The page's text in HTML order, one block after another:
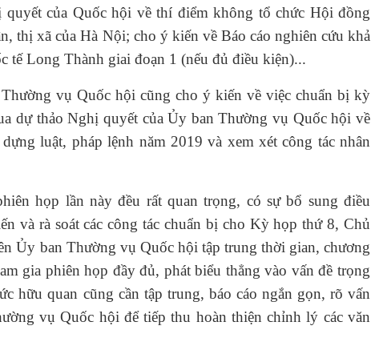
của Quốc hội về thí điểm không tổ chức Hội đồng
thị xã của Hà Nội; cho ý kiến về Báo cáo nghiên cứu khả
tế Long Thành giai đoạn 1 (nếu đủ điều kiện)...
vụ Quốc hội cũng cho ý kiến về việc chuẩn bị kỳ
dự thảo Nghị quyết của Ủy ban Thường vụ Quốc hội về
luật, pháp lệnh năm 2019 và xem xét công tác nhân
họp lần này đều rất quan trọng, có sự bổ sung điều
và rà soát các công tác chuẩn bị cho Kỳ họp thứ 8, Chủ
Ủy ban Thường vụ Quốc hội tập trung thời gian, chương
gia phiên họp đầy đủ, phát biểu thẳng vào vấn đề trọng
hữu quan cũng cần tập trung, báo cáo ngắn gọn, rõ vấn
vụ Quốc hội để tiếp thu hoàn thiện chỉnh lý các văn